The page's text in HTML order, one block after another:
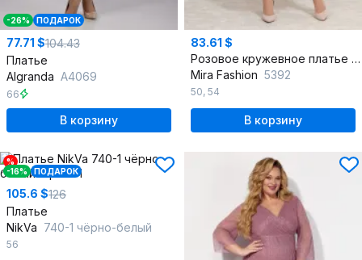
-26% ПОДАРОК
77.71 $104.43
Платье
Algranda А4069
66
В корзину
83.61 $
Розовое кружевное платье с фестонами, эффектное
Mira Fashion 5392
50, 54
В корзину
%
-16%
ПОДАРОК
105.6 $126
Платье
NikVa 740-1 чёрно-белый
56